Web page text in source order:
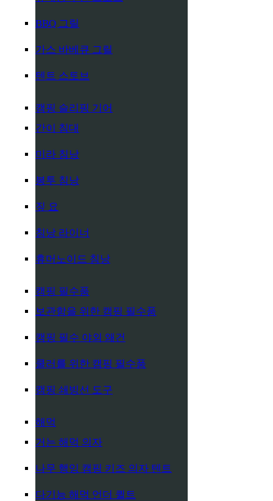
BBQ 그릴
가스 바베큐 그릴
텐트 스토브
캠핑 슬리핑 기어
간이 침대
미라 침낭
봉투 침낭
짚 요
침낭 라이너
휴머노이드 침낭
캠핑 필수품
보관함을 위한 캠핑 필수품
캠핑 필수 야외 왜건
쿨러를 위한 캠핑 필수품
캠핑 쇄빙선 도구
해먹
거는 해먹 의자
나무 행잉 캠핑 키즈 의자 텐트
다기능 해먹 언더 퀼트